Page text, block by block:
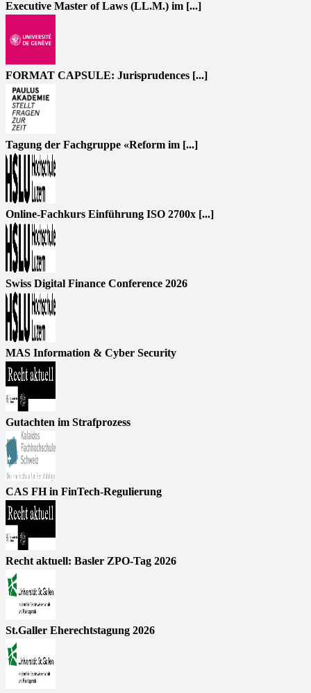
Executive Master of Laws (LL.M.) im [...]
FORMAT CAPSULE: Jurisprudences [...]
Tagung der Fachgruppe «Reform im [...]
Online-Fachkurs Einführung ISO 2700x [...]
Swiss Digital Finance Conference 2026
MAS Information & Cyber Security
Gutachten im Strafprozess
CAS FH in FinTech-Regulierung
Recht aktuell: Basler ZPO-Tag 2026
St.Galler Eherechtstagung 2026